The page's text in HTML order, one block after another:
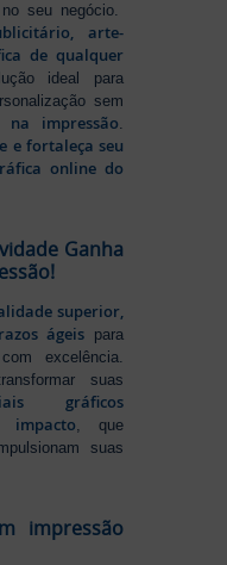
seu negócio.
arte-
de qualquer
ideal para
sem
na impressão.
e fortaleça seu
online do
Ganha
superior,
ágeispara
excelência.
suas
gráficos
impacto, que
suas
impressão